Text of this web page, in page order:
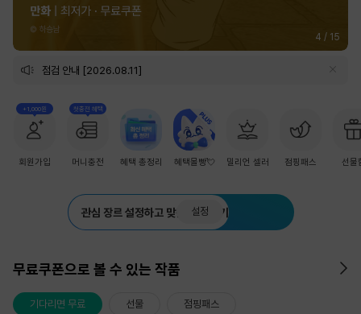
5 / 15
점검 안내 [2026.08.11]
+1,000원
회원가입
첫충전 혜택
머니충전 혜택 총정리 혜택몰빵💘 밀리언 셀러 점핑패스 선물
관심 장르 설정하고 맞춤 추천 받기
설정
무료쿠폰으로 볼 수 있는 작품
기다리면 무료 선물 점핑패스